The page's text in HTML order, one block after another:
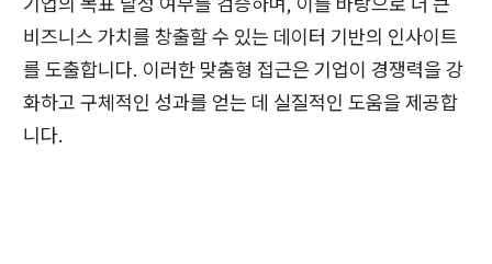
비즈니스 가치를 창출할 수 있는 데이터 기반의 인사이트
를 도출합니다. 이러한 맞춤형 접근은 기업이 경쟁력을 강
화하고 구체적인 성과를 얻는 데 실질적인 도움을 제공합
니다.